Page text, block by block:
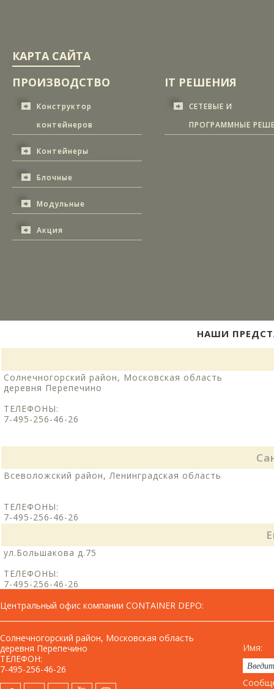
КАРТА САЙТА
ПРОИЗВОДСТВО
Конструктор
контейнеров
Контейнеры
Блочные
Модульные
Акция
IT РЕШЕНИЯ
СЕТЕВЫЕ И
ПРОГРАММНЫЕ
НАШИ
Солнечногорский район, Московская область
деревня Перепечино
ТЕЛЕФОНЫ:
7-495-256-46-26
Всеволожский район, Ленинградская область
ТЕЛЕФОНЫ:
7-495-256-46-26
ул.Большакова д.75
ТЕЛЕФОНЫ:
7-495-256-46-26
Центральный офис компании CONTAINER DEPO:
Солнечногорский район, Московская область
деревня Перепечино
ТЕЛЕФОН:
7-495-256-46-26
Имя: